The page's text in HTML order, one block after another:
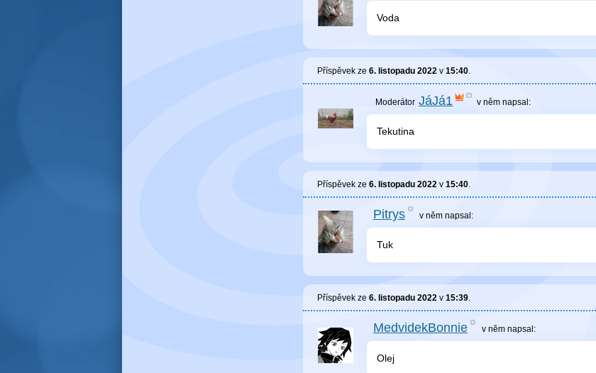
Voda
Příspěvek ze 6. listopadu 2022 v 15:40.
JáJá1 v něm napsal:
Tekutina
Příspěvek ze 6. listopadu 2022 v 15:40.
Pitrys v němnapsal:
Tuk
Příspěvek ze 6. listopadu 2022 v 15:39.
MedvidekBonnie v němnapsal:
Olej